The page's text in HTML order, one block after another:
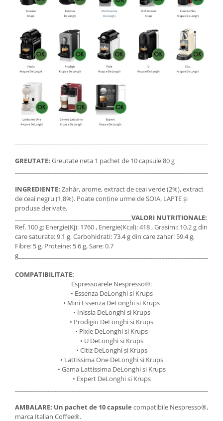
GREUTATE: Greutate neta 1 pachet de 10 capsule 80 g
INGREDIENTE: Zahăr, arome, extract de ceai verde (2%), extract
de ceai negru (1,8%). Poate conține urme de SOIA, LAPTE și
produse derivate.
VALORI NUTRITIONALE:
Ref. 100 g: Energie(Kj): 1760 , Energie(Kcal): 418 , Grasimi: 10.2 g din
care saturate: 9.1 g, Carbohidrati: 73.4 g din care zahar: 59.4 g,
Fibre: 5 g, Proteine: 5.6 g, Sare: 0.7
COMPATIBILITATE:
Espressoarele Nespresso®:
• Essenza DeLonghi si Krups
• Mini Essenza DeLonghi si Krups
• Inissia DeLonghi si Krups
• Prodigio DeLonghi si Krups
• Pixie DeLonghi si Krups
• U DeLonghi si Krups
• Citiz DeLonghi si Krups
• Lattissima One DeLonghi si Krups
• Gama Lattissima DeLonghi si Krups
• Expert DeLonghi si Krups
AMBALARE: Un pachet de 10 capsule compatibile Nespresso®,
marca Italian Coffee®.